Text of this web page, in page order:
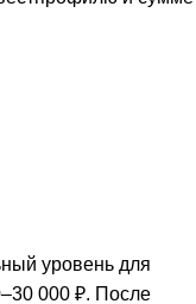
уровень для
000 ₽. После